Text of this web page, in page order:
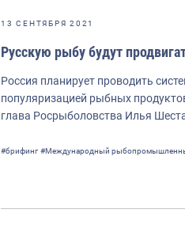
13 СЕНТЯБРЯ 2021
Русскую рыбу будут
Россия планирует проводить
популяризацией рыбных
глава Росрыболовства Илья
#брифинг #Международный